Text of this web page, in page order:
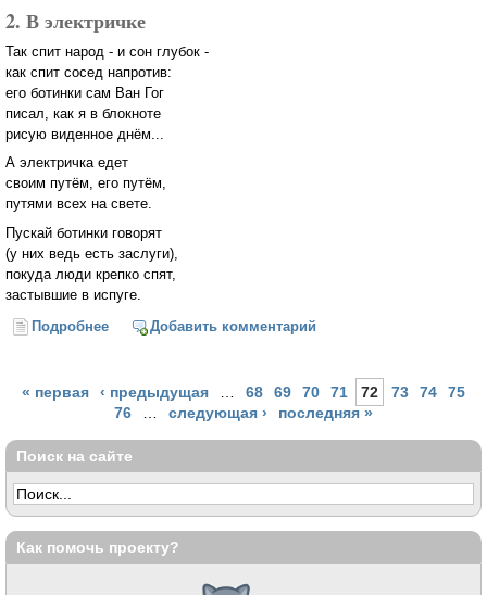
2. В электричке
Так спит народ - и сон глубок -
как спит сосед напротив:
его ботинки сам Ван Гог
писал, как я в блокноте
рисую виденное днём...
А электричка едет
своим путём, его путём,
путями всех на свете.
Пускай ботинки говорят
(у них ведь есть заслуги),
покуда люди крепко спят,
застывшие в испуге.
Подробнее о ЭтюдыДобавить комментарий
Страницы
« первая ‹ предыдущая 68 69 70 71 72 73 74
75
76
следующая › последняя »
Поиск на сайте
Как помочь проекту?